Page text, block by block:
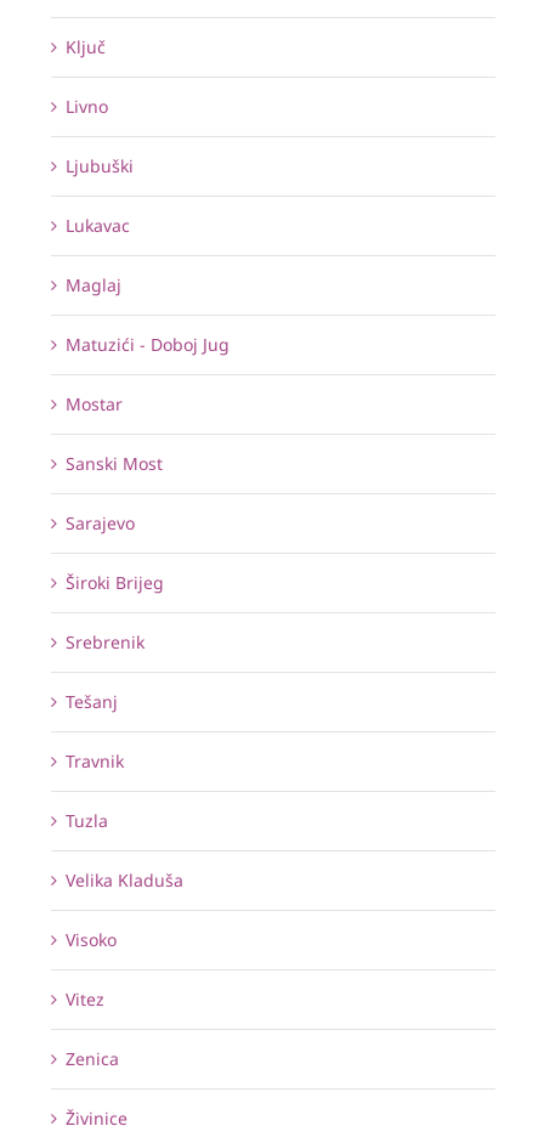
Ključ
Livno
Ljubuški
Lukavac
Maglaj
Matuzići - Doboj Jug
Mostar
Sanski Most
Sarajevo
Široki Brijeg
Srebrenik
Tešanj
Travnik
Tuzla
Velika Kladuša
Visoko
Vitez
Zenica
Živinice